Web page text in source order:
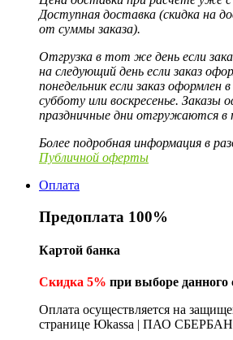
Доступная доставка (скидка на
от суммы заказа).
Отгрузка в тот же день если
на следующий день если заказ
понедельник если заказ оформлен
субботу или воскресенье. Заказы
праздничные дни отгружаются в
Более подробная информация в
Публичной оферты
Оплата
Предоплата 100%
Картой банка
Скидка 5% при выборе данного
Оплата осуществляется на
странице Юkassa | ПАО